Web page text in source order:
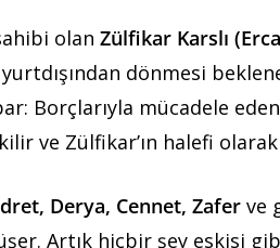
olan Zülfikar Karslı
dönmesi
Borçlarıyla mücadele eden
ve Zülfikar’ın halefi
Derya, Cennet, Zafer ve
Artık hiçbir şey eskisi